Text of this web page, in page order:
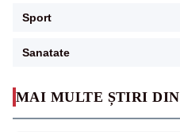
MAI MULTE ȘTIRI DIN
Sport
Sanatate